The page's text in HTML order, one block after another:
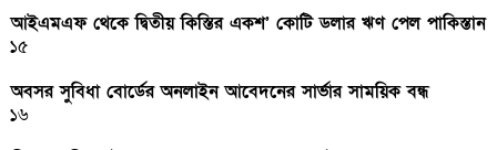
আইএমএফ থেকে দ্বিতীয় কিস্তির একশ’ কোটি ডলার ঋণ পেল পাকিস্তান
১৫
অবসর সুবিধা বোর্ডের অনলাইন আবেদনের সার্ভার সাময়িক বন্ধ
১৬